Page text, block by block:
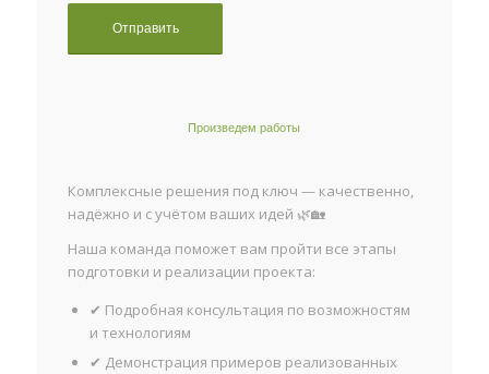
Произведем работы
Комплексные решения под ключ — качественно,
надёжно и с учётом ваших идей 🌿🏡
Наша команда поможет вам пройти все этапы
подготовки и реализации проекта:
✔ Подробная консультация по возможностям
и технологиям
✔ Демонстрация примеров реализованных